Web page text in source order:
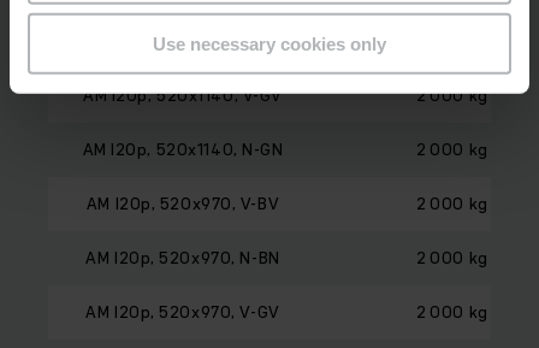
Use necessary cookies only
AM I20p, 520x1140, N-BN
AM I20p, 520x1140, V-GV 2 000 kg
AM I20p, 520x1140, N-GN 2 000 kg
AM I20p, 520x970, V-BV 2 000 kg
AM I20p, 520x970, N-BN 2 000 kg
AM I20p, 520x970, V-GV 2 000 kg